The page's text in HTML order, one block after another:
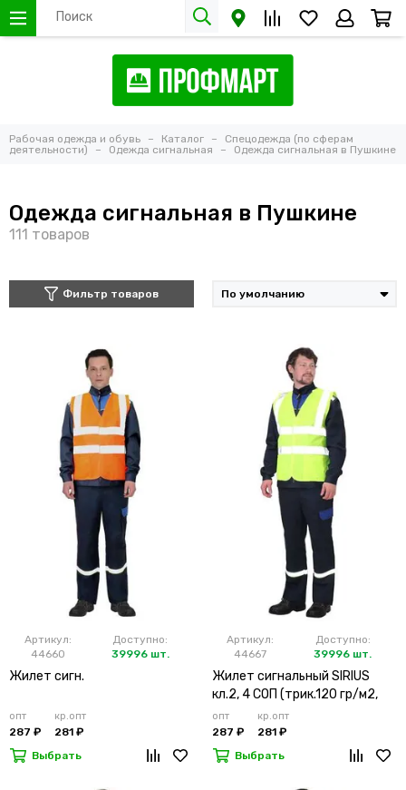
Рабочая одежда и обувь Каталог
Спецодежда (по сферам
деятельности)
Одежда сигнальная Одежда сигнальная в Пушкине
Одежда сигнальная в Пушкине
Фильтр товаров
Артикул:
44660
Доступно:
39996 шт.
Жилет сигн.
опт
287 ₽
кр.опт
281 ₽
Выбрать
Артикул:
44667
Доступно:
39996 шт.
Жилет сигнальный SIRIUS
кл.2, 4 СОП (трик.120 гр/м2,
карманы) лимонный
опт
287 ₽
кр.опт
281 ₽
Выбрать